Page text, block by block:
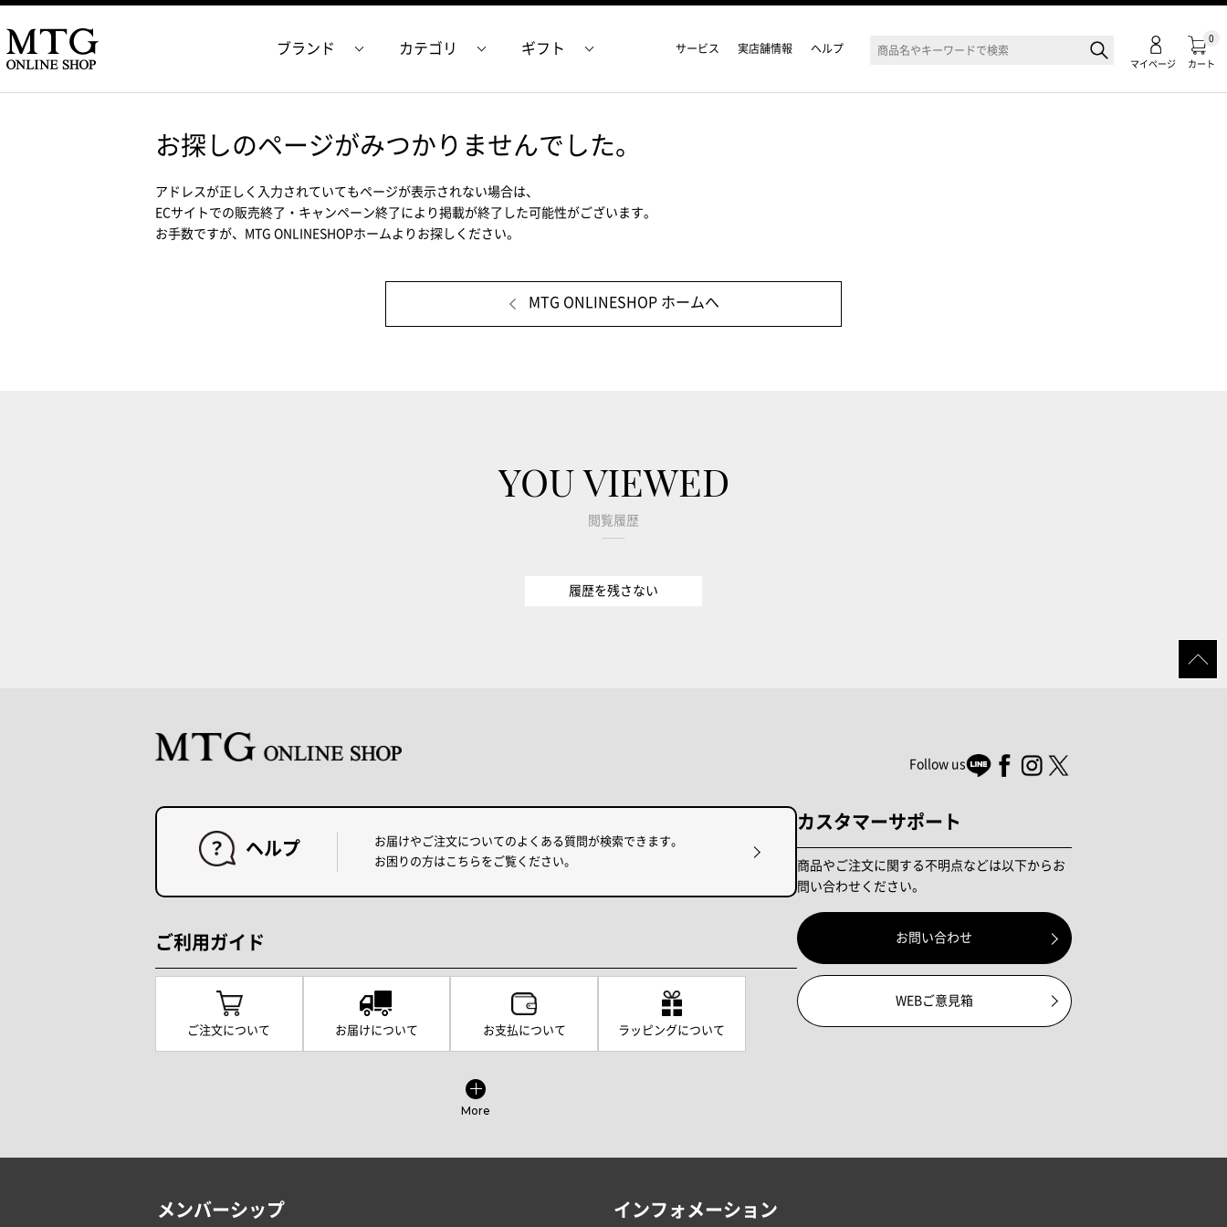
カート
0
マイページ
ブランド カテゴリ ギフト サービス 実店舗情報 ヘルプ
お探しのページがみつかりませんでした。
アドレスが正しく入力されていてもページが表示されない場合は、
ECサイトでの販売終了・キャンペーン終了により掲載が終了した可能性がございます。
お手数ですが、MTG ONLINESHOPホームよりお探しください。
MTG ONLINESHOP ホームへ
YOU VIEWED
閲覧履歴
履歴を残さない
Follow us
ヘルプ
お届けやご注文についてのよくある質問が検索できます。
お困りの方はこちらをご覧ください。
ご利用ガイド
ご注文について お届けについて お支払について ラッピングについて
More
カスタマーサポート
商品やご注文に関する不明点などは以下からお
問い合わせください。
お問い合わせ
WEBご意見箱
メンバーシップ インフォメーション